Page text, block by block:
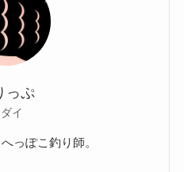
っぷ
イ
っぽこ釣り師。